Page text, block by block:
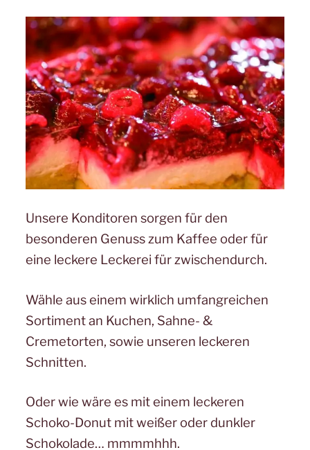
Unsere Konditoren sorgen für den
besonderen Genuss zum Kaffee oder für
eine leckere Leckerei für zwischendurch.
Wähle aus einem wirklich umfangreichen
Sortiment an Kuchen, Sahne- &
Cremetorten, sowie unseren leckeren
Schnitten.
Oder wie wäre es mit einem leckeren
Schoko-Donut mit weißer oder dunkler
Schokolade… mmmmhhh.